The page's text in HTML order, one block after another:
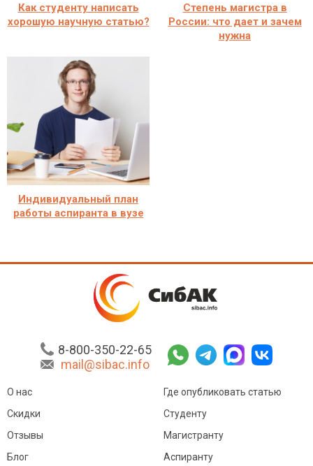
Как студенту написать
хорошую научную статью?
Степень магистра в
России: что дает и зачем
нужна
Индивидуальный план
работы аспиранта в вузе
8-800-350-22-65
mail@sibac.info
О нас
Скидки
Отзывы
Блог
Где опубликовать статью
Студенту
Магистранту
Аспиранту